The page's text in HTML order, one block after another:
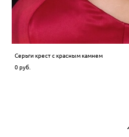
Серьги крест с красным камнем
0 pуб.